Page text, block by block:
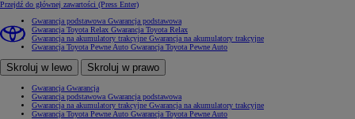
Przejdź do głównej zawartości (Press Enter)
Gwarancja podstawowa Gwarancja podstawowa
Gwarancja Toyota Relax Gwarancja Toyota Relax
Gwarancja na akumulatory trakcyjne Gwarancja na akumulatory trakcyjne
Gwarancja Toyota Pewne Auto Gwarancja Toyota Pewne Auto
Skroluj w lewo Skroluj w prawo
Gwarancja Gwarancja
Gwarancja podstawowa Gwarancja podstawowa
Gwarancja na akumulatory trakcyjne Gwarancja na akumulatory trakcyjne
Gwarancja Toyota Pewne Auto Gwarancja Toyota Pewne Auto